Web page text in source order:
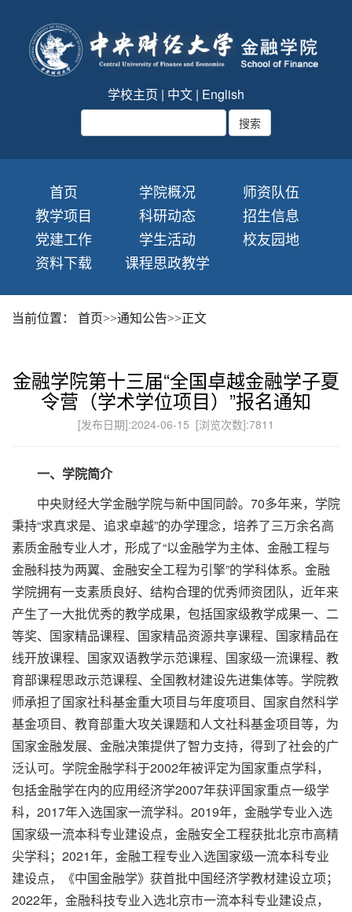
学校主页 | 中文 | English
首页 学院概况
师资队伍
教学项目
科研动态
招生信息
党建工作
学生活动
校友园地
资料下载
课程思政教学
当前位置： 首页>>通知公告>>正文
金融学院第十三届“全国卓越金融学子夏
令营（学术学位项目）”报名通知
[发布日期]:2024-06-15 [浏览次数]:7811
一、学院简介
中央财经大学金融学院与新中国同龄。70多年来，学院
秉持“求真求是、追求卓越”的办学理念，培养了三万余名高
素质金融专业人才，形成了“以金融学为主体、金融工程与
金融科技为两翼、金融安全工程为引擎”的学科体系。金融
学院拥有一支素质良好、结构合理的优秀师资团队，近年来
产生了一大批优秀的教学成果，包括国家级教学成果一、二
等奖、国家精品课程、国家精品资源共享课程、国家精品在
线开放课程、国家双语教学示范课程、国家级一流课程、教
育部课程思政示范课程、全国教材建设先进集体等。学院教
师承担了国家社科基金重大项目与年度项目、国家自然科学
基金项目、教育部重大攻关课题和人文社科基金项目等，为
国家金融发展、金融决策提供了智力支持，得到了社会的广
泛认可。学院金融学科于2002年被评定为国家重点学科，
包括金融学在内的应用经济学2007年获评国家重点一级学
科，2017年入选国家一流学科。2019年，金融学专业入选
国家级一流本科专业建设点，金融安全工程获批北京市高精
尖学科；2021年，金融工程专业入选国家级一流本科专业
建设点，《中国金融学》获首批中国经济学教材建设立项；
2022年，金融科技专业入选北京市一流本科专业建设点，